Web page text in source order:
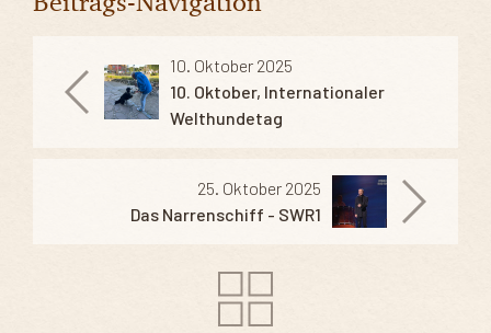
10. Oktober 2025
10. Oktober, Internationaler
Welthundetag
25. Oktober 2025
Das Narrenschiff - SWR1